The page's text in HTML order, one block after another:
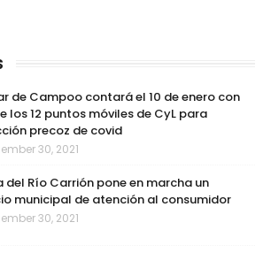
de Campoo contará el 10 de enero con
los 12 puntos móviles de CyL para
precoz de covid
30, 2021
del Río Carrión pone en marcha un
municipal de atención al consumidor
30, 2021